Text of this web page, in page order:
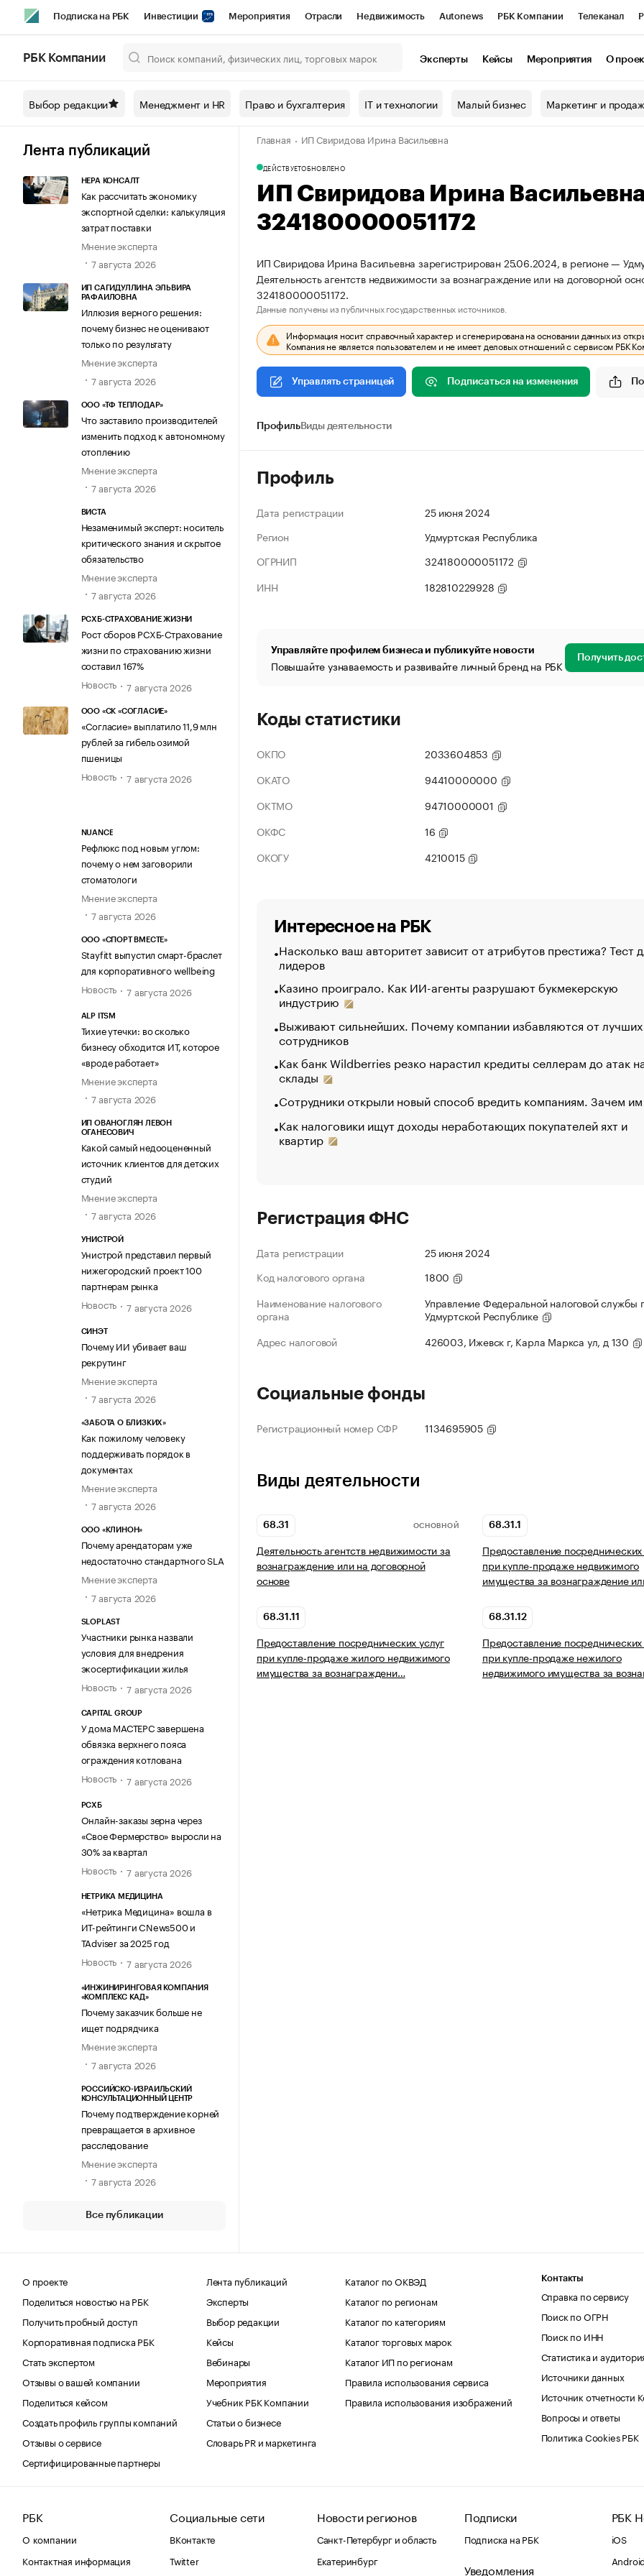
Подписка на РБК Инвестиции Мероприятия Отрасли Недвижимость Autonews РБК Компании Телеканал
Спецпроекты СПб Конференции СПб Спецпроекты Проверка контрагентов
Технологии и медиа Рынок наличной валюты
РБК Компании Эксперты Кейсы Мероприятия О
Выбор редакции Менеджмент и HR Право и бухгалтерия IT и технологии Малый бизнес Маркетинг и
Лента публикаций
НЕРА КОНСАЛТ
Как рассчитать экономику
экспортной сделки: калькуляция
затрат поставки
Мнение эксперта
7 августа 2026
ИП САГИДУЛЛИНА ЭЛЬВИРА
РАФАИЛОВНА
Иллюзия верного решения:
почему бизнес не оценивают
только по результату
Мнение эксперта
7 августа 2026
ООО «ТФ ТЕПЛОДАР»
Что заставило производителей
изменить подход к автономному
отоплению
Мнение эксперта
7 августа 2026
ВИСТА
Незаменимый эксперт: носитель
критического знания и скрытое
обязательство
Мнение эксперта
7 августа 2026
РСХБ-СТРАХОВАНИЕ ЖИЗНИ
Рост сборов РСХБ-Страхование
жизни по страхованию жизни
составил 167%
Новость
7 августа 2026
ООО «СК «СОГЛАСИЕ»
«Согласие» выплатило 11,9 млн
рублей за гибель озимой
пшеницы
Новость
7 августа 2026
NUANCE
Рефлюкс под новым углом:
почему о нем заговорили
стоматологи
Мнение эксперта
7 августа 2026
ООО «СПОРТ ВМЕСТЕ»
Stayfitt выпустил смарт-браслет
для корпоративного wellbeing
Новость
7 августа 2026
ALP ITSM
Тихие утечки: во сколько
бизнесу обходится ИТ, которое
«вроде работает»
Мнение эксперта
7 августа 2026
ИП ОВАНОГЛЯН ЛЕВОН
ОГАНЕСОВИЧ
Какой самый недооцененный
источник клиентов для детских
студий
Мнение эксперта
7 августа 2026
УНИСТРОЙ
Унистрой представил первый
нижегородский проект 100
партнерам рынка
Новость
7 августа 2026
СИНЭТ
Почему ИИ убивает ваш
рекрутинг
Мнение эксперта
7 августа 2026
«ЗАБОТА О БЛИЗКИХ»
Как пожилому человеку
поддерживать порядок в
документах
Мнение эксперта
7 августа 2026
ООО «КЛИНОН»
Почему арендаторам уже
недостаточно стандартного SLA
Мнение эксперта
7 августа 2026
SLOPLAST
Участники рынка назвали
условия для внедрения
экосертификации жилья
Новость
7 августа 2026
CAPITAL GROUP
У дома МАСТЕРС завершена
обвязка верхнего пояса
ограждения котлована
Новость
7 августа 2026
РСХБ
Онлайн-заказы зерна через
«Свое Фермерство» выросли на
30% за квартал
Новость
7 августа 2026
НЕТРИКА МЕДИЦИНА
«Нетрика Медицина» вошла в
ИТ-рейтинги CNews500 и
TAdviser за 2025 год
Новость
7 августа 2026
«ИНЖИНИРИНГОВАЯ КОМПАНИЯ
«КОМПЛЕКС КАД»
Почему заказчик больше не
ищет подрядчика
Мнение эксперта
7 августа 2026
РОССИЙСКО-ИЗРАИЛЬСКИЙ
КОНСУЛЬТАЦИОННЫЙ ЦЕНТР
Почему подтверждение корней
превращается в архивное
расследование
Мнение эксперта
7 августа 2026
Все публикации
Главная ИП Свиридова Ирина Васильевна
ДЕЙСТВУЕТОБНОВЛЕНО
ИП Свиридова Ирина
324180000051172
ИП Свиридова Ирина Васильевна зарегистрирован 25.06.2024, в регионе —
Деятельность агентств недвижимости за вознаграждение или на договорной
324180000051172.
Данные получены из публичных государственных источников.
Информация носит справочный характер и сгенерирована на основании данных из
Компания не является пользователем и не имеет деловых отношений с сервисом РБК
Управлять страницей Подписаться на изменения
ПрофильВиды деятельности
Профиль
Дата регистрации
25 июня 2024
Регион
Удмуртская Республика
ОГРНИП
324180000051172
ИНН
182810229928
Управляйте профилем бизнеса и публикуйте новости
Повышайте узнаваемость и развивайте личный бренд на РБК Получить
Коды статистики
ОКПО
2033604853
ОКАТО
94410000000
ОКТМО
94710000001
ОКФС
16
ОКОГУ
4210015
Интересное на РБК
Насколько ваш авторитет зависит от атрибутов престижа? Тест
лидеров
Казино проиграло. Как ИИ-агенты разрушают букмекерскую
индустрию
Выживают сильнейших. Почему компании избавляются от лучших
сотрудников
Как банк Wildberries резко нарастил кредиты селлерам до атак
склады
Сотрудники открыли новый способ вредить компаниям. Зачем
Как налоговики ищут доходы неработающих покупателей яхт и
квартир
Регистрация ФНС
Дата регистрации
25 июня 2024
Код налогового органа
1800
Наименование налогового
органа
Управление Федеральной налоговой службы
Удмуртской Республике
Адрес налоговой
426003, Ижевск г, Карла Маркса ул, д 130
Социальные фонды
Регистрационный номер СФР 1134695905
Виды деятельности
68.31 ОСНОВНОЙ
Деятельность агентств недвижимости за
вознаграждение или на договорной
основе
68.31.1
Предоставление посреднических
при купле-продаже недвижимого
имущества за вознаграждение
68.31.11
Предоставление посреднических услуг
при купле-продаже жилого недвижимого
имущества за вознаграждени…
68.31.12
Предоставление посреднических
при купле-продаже нежилого
недвижимого имущества за
О проекте
Поделиться новостью на РБК
Получить пробный доступ
Корпоративная подписка РБК
Стать экспертом
Отзывы о вашей компании
Поделиться кейсом
Создать профиль группы компаний
Отзывы о сервисе
Сертифицированные партнеры
Лента публикаций
Эксперты
Выбор редакции
Кейсы
Вебинары
Мероприятия
Учебник РБК Компании
Статьи о бизнесе
Словарь PR и маркетинга
Каталог по ОКВЭД
Каталог по регионам
Каталог по категориям
Каталог торговых марок
Каталог ИП по регионам
Правила использования сервиса
Правила использования изображений
Контакты
Справка по сервису
Поиск по ОГРН
Поиск по ИНН
Статистика и
Источники данных
Источник отчетности
Вопросы и ответы
Политика Cookies РБК
РБК
О компании
Контактная информация
Социальные сети
ВКонтакте
Twitter
Новости регионов
Санкт-Петербург и область
Екатеринбург
Подписки
Подписка на РБК
Уведомления
РБК
iOS